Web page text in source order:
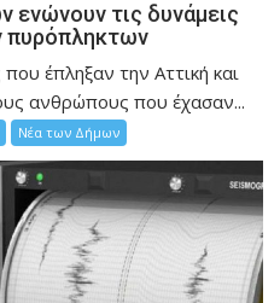
ενώνουν τις δυνάμεις
πυρόπληκτων
έπληξαν την Αττική και
ανθρώπους που έχασαν...
Νέα των Δήμων